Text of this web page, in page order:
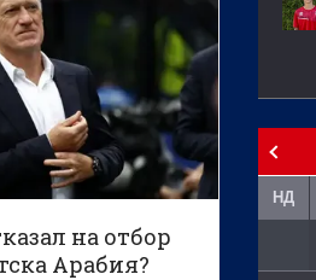
на отбор
Арабия?
НД